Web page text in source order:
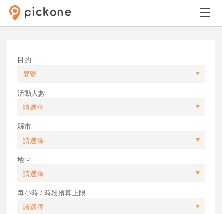
目的
活動人數
縣市
地區
每小時 / 時段預算上限